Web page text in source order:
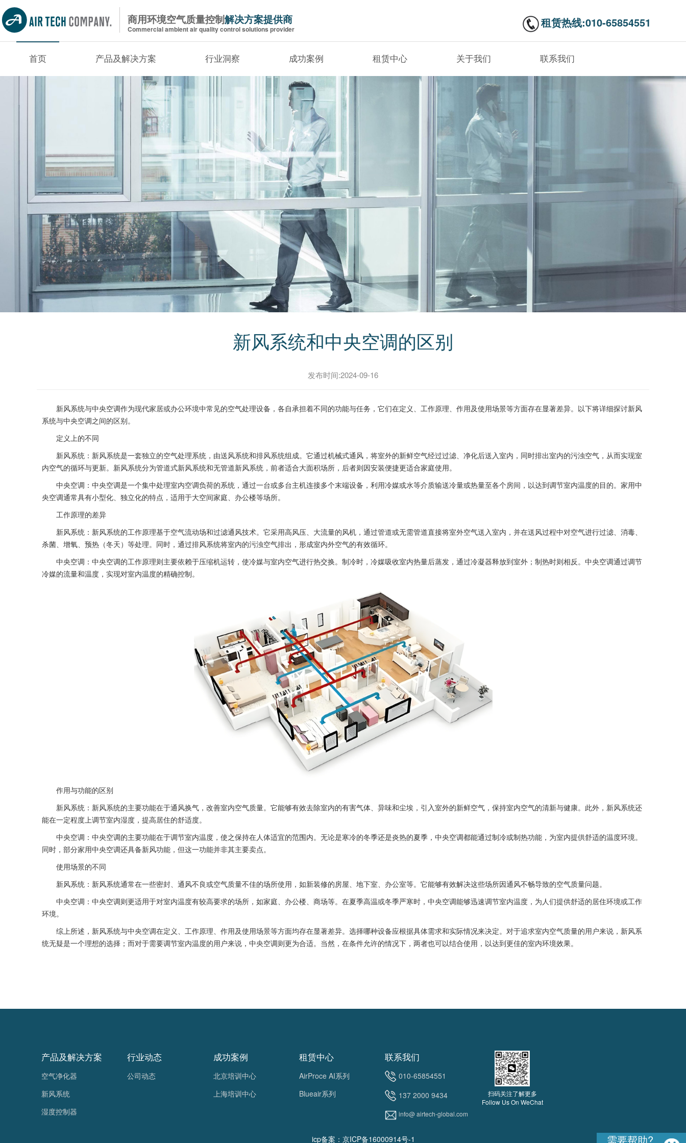
商用环境空气质量控制解决方案提供商
Commercial ambient air quality control solutions provider 租赁热线:010-65854551
首页 产品及解决方案 行业洞察 成功案例 租赁中心 关于我们 联系我们
新风系统和中央空调的区别
发布时间:2024-09-16
新风系统与中央空调作为现代家居或办公环境中常见的空气处理设备，各自承担着不同的功能与任务，它们在定义、工作原理、作用及使用场景等方面存在显著差异。以下将详细探讨新风
系统与中央空调之间的区别。
定义上的不同
新风系统：新风系统是一套独立的空气处理系统，由送风系统和排风系统组成。它通过机械式通风，将室外的新鲜空气经过过滤、净化后送入室内，同时排出室内的污浊空气，从而实现室
内空气的循环与更新。新风系统分为管道式新风系统和无管道新风系统，前者适合大面积场所，后者则因安装便捷更适合家庭使用。
中央空调：中央空调是一个集中处理室内空调负荷的系统，通过一台或多台主机连接多个末端设备，利用冷媒或水等介质输送冷量或热量至各个房间，以达到调节室内温度的目的。家用中
央空调通常具有小型化、独立化的特点，适用于大空间家庭、办公楼等场所。
工作原理的差异
新风系统：新风系统的工作原理基于空气流动场和过滤通风技术。它采用高风压、大流量的风机，通过管道或无需管道直接将室外空气送入室内，并在送风过程中对空气进行过滤、消毒、
杀菌、增氧、预热（冬天）等处理。同时，通过排风系统将室内的污浊空气排出，形成室内外空气的有效循环。
中央空调：中央空调的工作原理则主要依赖于压缩机运转，使冷媒与室内空气进行热交换。制冷时，冷媒吸收室内热量后蒸发，通过冷凝器释放到室外；制热时则相反。中央空调通过调节
冷媒的流量和温度，实现对室内温度的精确控制。
作用与功能的区别
新风系统：新风系统的主要功能在于通风换气，改善室内空气质量。它能够有效去除室内的有害气体、异味和尘埃，引入室外的新鲜空气，保持室内空气的清新与健康。此外，新风系统还
能在一定程度上调节室内湿度，提高居住的舒适度。
中央空调：中央空调的主要功能在于调节室内温度，使之保持在人体适宜的范围内。无论是寒冷的冬季还是炎热的夏季，中央空调都能通过制冷或制热功能，为室内提供舒适的温度环境。
同时，部分家用中央空调还具备新风功能，但这一功能并非其主要卖点。
使用场景的不同
新风系统：新风系统通常在一些密封、通风不良或空气质量不佳的场所使用，如新装修的房屋、地下室、办公室等。它能够有效解决这些场所因通风不畅导致的空气质量问题。
中央空调：中央空调则更适用于对室内温度有较高要求的场所，如家庭、办公楼、商场等。在夏季高温或冬季严寒时，中央空调能够迅速调节室内温度，为人们提供舒适的居住环境或工作
环境。
综上所述，新风系统与中央空调在定义、工作原理、作用及使用场景等方面均存在显著差异。选择哪种设备应根据具体需求和实际情况来决定。对于追求室内空气质量的用户来说，新风系
统无疑是一个理想的选择；而对于需要调节室内温度的用户来说，中央空调则更为合适。当然，在条件允许的情况下，两者也可以结合使用，以达到更佳的室内环境效果。
产品及解决方案
空气净化器
新风系统
湿度控制器
行业动态
公司动态
成功案例
北京培训中心
上海培训中心
租赁中心
AirProce AI系列
Blueair系列
联系我们
010-65854551
137 2000 9434
info@ airtech-global.com
扫码关注了解更多
Follow Us On WeChat
需要帮助?
icp备案：京ICP备16000914号-1